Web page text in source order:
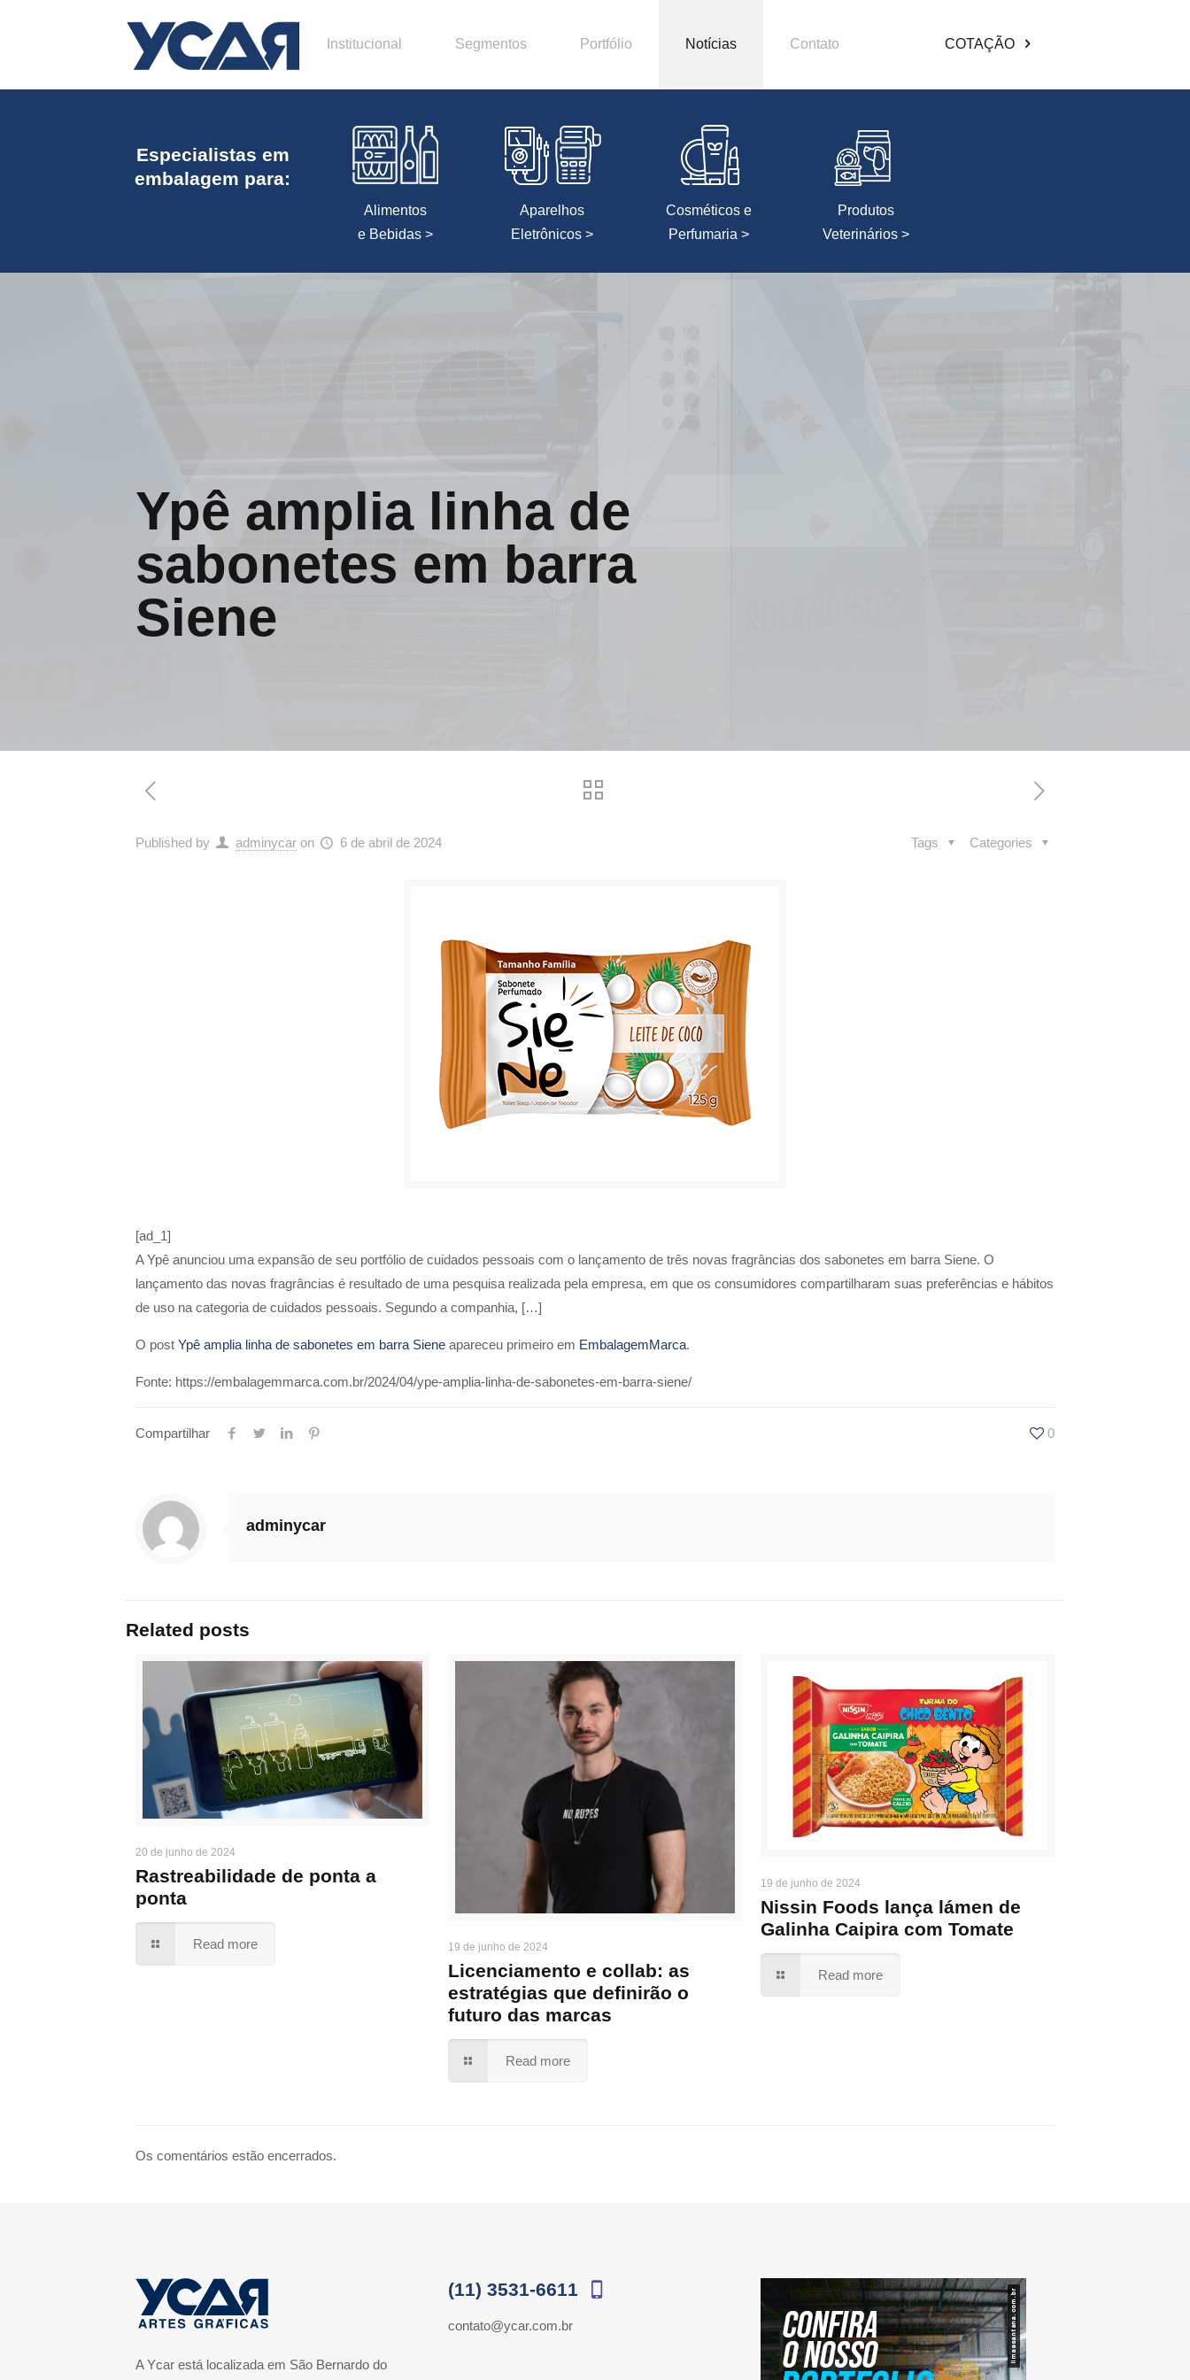
Institucional Segmentos Portfólio Notícias Contato COTAÇÃO
Especialistas em
embalagem para:
Alimentos
e Bebidas >
Aparelhos
Eletrônicos >
Cosméticos e
Perfumaria >
Produtos
Veterinários >
Ypê amplia linha de
sabonetes em barra
Siene
Published by adminycar on 6 de abril de 2024 Categories
Tags
[ad_1]
A Ypê anunciou uma expansão de seu portfólio de cuidados pessoais com o lançamento de três novas fragrâncias dos sabonetes em barra Siene. O
lançamento das novas fragrâncias é resultado de uma pesquisa realizada pela empresa, em que os consumidores compartilharam suas preferências e hábitos
de uso na categoria de cuidados pessoais. Segundo a companhia, […]
O post Ypê amplia linha de sabonetes em barra Sieneapareceu primeiro em EmbalagemMarca.
Fonte: https://embalagemmarca.com.br/2024/04/ype-amplia-linha-de-sabonetes-em-barra-siene/
Compartilhar 0
adminycar
Related posts
20 de junho de 2024
Rastreabilidade de ponta a
ponta
Read more 19 de junho de 2024
Licenciamento e collab: as
estratégias que definirão o
futuro das marcas
Read more
19 de junho de 2024
Nissin Foods lança lámen de
Galinha Caipira com Tomate
Read more
Os comentários estão encerrados.
A Ycar está localizada em São Bernardo do
(11) 3531-6611
contato@ycar.com.br